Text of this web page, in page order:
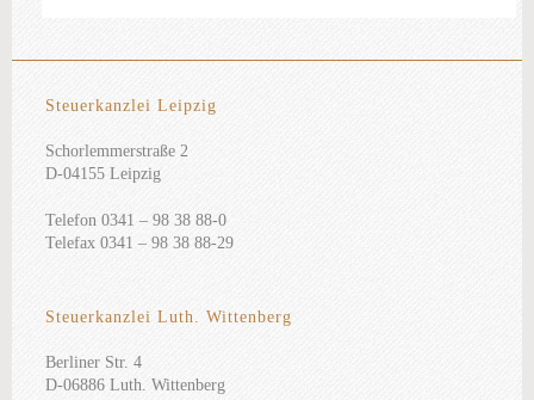
Steuerkanzlei Leipzig
Schorlemmerstraße 2
D-04155 Leipzig
Telefon 0341 – 98 38 88-0
Telefax 0341 – 98 38 88-29
Steuerkanzlei Luth. Wittenberg
Berliner Str. 4
D-06886 Luth. Wittenberg